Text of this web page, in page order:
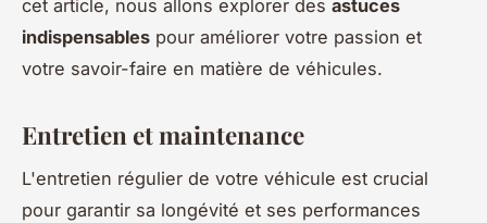
cet article, nous allons explorer des astuces
indispensables pour améliorer votre passion et
votre savoir-faire en matière de véhicules.
Entretien et maintenance
L'entretien régulier de votre véhicule est crucial
pour garantir sa longévité et ses performances